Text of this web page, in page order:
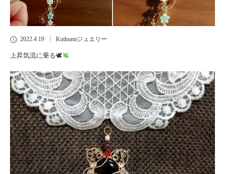
2022.4.19 Kuthumiジュエリー
上昇気流に乗る🕊